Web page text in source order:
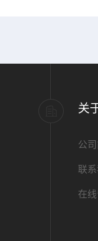
关
公
联
在